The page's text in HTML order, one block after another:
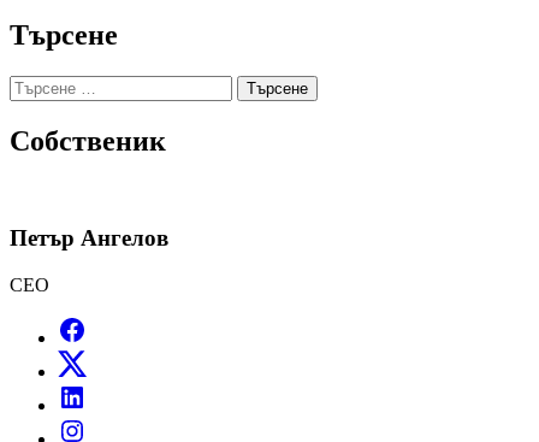
Търсене
Търсене
за:
Собственик
Петър Ангелов
CEO